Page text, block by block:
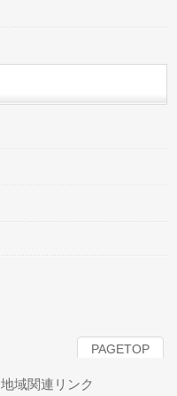
PAGETOP
地域関連リンク